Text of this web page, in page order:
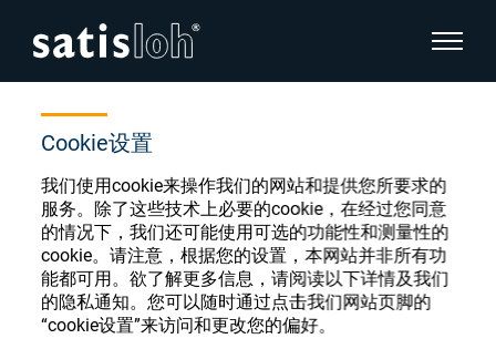
Cookie设置
我们使用cookie来操作我们的网站和提供您所要求的
服务。除了这些技术上必要的cookie，在经过您同意
的情况下，我们还可能使用可选的功能性和测量性的
cookie。请注意，根据您的设置，本网站并非所有功
能都可用。欲了解更多信息，请阅读以下详情及我们
的隐私通知。您可以随时通过点击我们网站页脚的
“cookie设置”来访问和更改您的偏好。
显示页
汉语
眼镜光学
精密光学
隐藏页面导航
English
Deutsch
Español
眼镜光学耗材商店